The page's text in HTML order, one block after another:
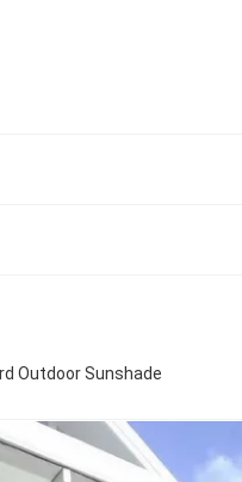
Outdoor Sunshade